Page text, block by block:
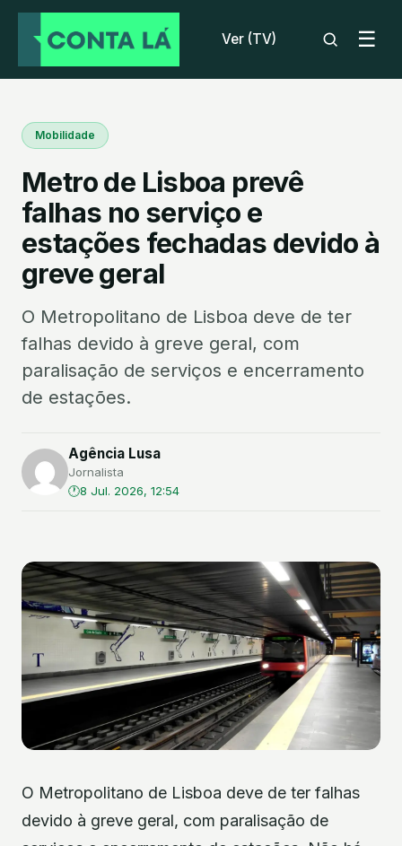
Ver (TV) ☰
Mobilidade
Metro de Lisboa prevê
falhas no serviço e
estações fechadas devido à
greve geral
O Metropolitano de Lisboa deve de ter
falhas devido à greve geral, com
paralisação de serviços e encerramento
de estações.
Agência Lusa
Jornalista
8 Jul. 2026, 12:54
O Metropolitano de Lisboa deve de ter falhas
devido à greve geral, com paralisação de